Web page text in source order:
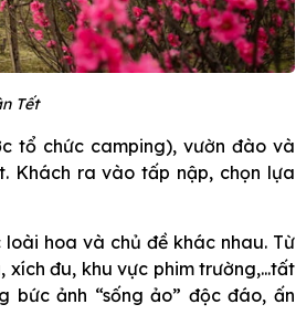
Tết
tổ chức camping), vườn đào và
Khách ra vào tấp nập, chọn lựa
hoa và chủ đề khác nhau. Từ
đu, khu vực phim trường,...tất
ảnh “sống ảo” độc đáo, ấn